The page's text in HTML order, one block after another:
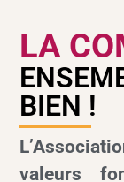
LA
BIEN !
valeurs